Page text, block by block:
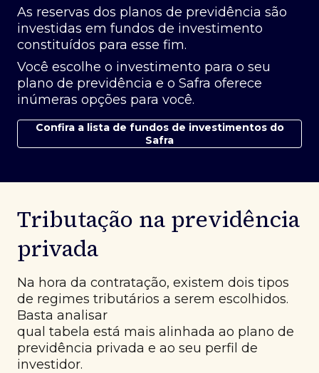
As reservas dos planos de previdência são
investidas em fundos de investimento
constituídos para esse fim.
Você escolhe o investimento para o seu
plano de previdência e o Safra oferece
inúmeras opções para você.
Confira a lista de fundos de investimentos do
Safra
Tributação na previdência
privada
Na hora da contratação, existem dois tipos
de regimes tributários a serem escolhidos.
Basta analisar
qual tabela está mais alinhada ao plano de
previdência privada e ao seu perfil de
investidor.